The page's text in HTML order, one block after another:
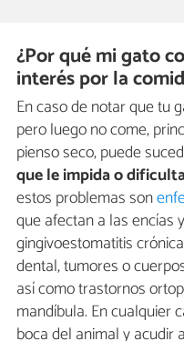
¿Por qué mi gato
interés por la
En caso de notar que tu
pero luego no come,
pienso seco, puede
que le impidao
estos problemas son
que afectan a las encías
gingivoestomatitis
dental, tumores o
así como trastornos
mandíbula. En cualquier
boca del animal y acudir